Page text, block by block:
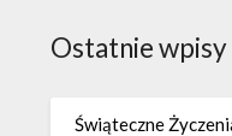
Ostatnie wpisy
Świąteczne